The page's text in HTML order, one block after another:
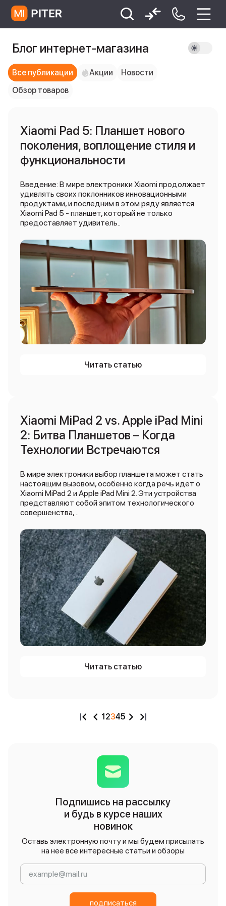
xiaomi Xiaomi 13 xiaomi 13t
redmi 12c
Xiaomi 9 про
xiaomi redmi 12c
Блог интернет-магазина
Все публикации Акции
Новости
Обзор товаров
Xiaomi Pad 5: Планшет нового
поколения, воплощение стиля и
функциональности
Введение: В мире электроники Xiaomi продолжает
удивлять своих поклонников инновационными
продуктами, и последним в этом ряду является
Xiaomi Pad 5 - планшет, который не только
предоставляет удивитель..
Читать статью
Xiaomi MiPad 2 vs. Apple iPad Mini
2: Битва Планшетов – Когда
Технологии Встречаются
В мире электроники выбор планшета может стать
настоящим вызовом, особенно когда речь идет о
Xiaomi MiPad 2 и Apple iPad Mini 2. Эти устройства
представляют собой эпитом технологического
совершенства, ..
Читать статью
1 2345
Подпишись на рассылку
и будь в курсе наших
новинок
Оставь электронную почту и мы будем присылать
на нее все интересные статьи и обзоры
подписаться